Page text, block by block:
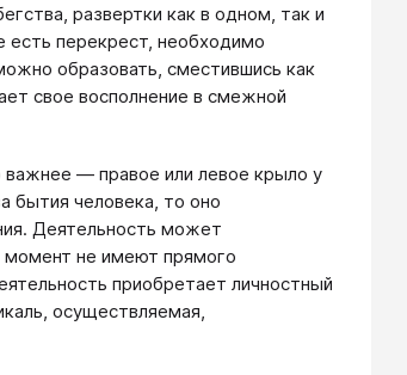
развертки как в одном, так и
есть перекрест, необходимо
образовать, сместившись как
свое восполнение в смежной
важнее — правое или левое крыло у
бытия человека, то оно
Деятельность может
момент не имеют прямого
приобретает личностный
осуществляемая,